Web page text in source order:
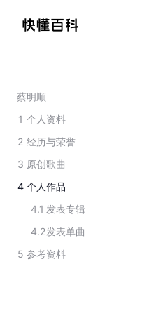
蔡明顺
1 个人资料
2 经历与荣誉
3 原创歌曲
4 个人作品
4.1 发表专辑
4.2发表单曲
5 参考资料